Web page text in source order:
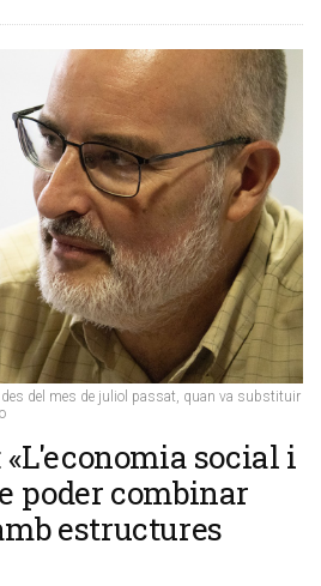
des del mes de juliol passat, quan va substituir
social i
poder combinar
estructures